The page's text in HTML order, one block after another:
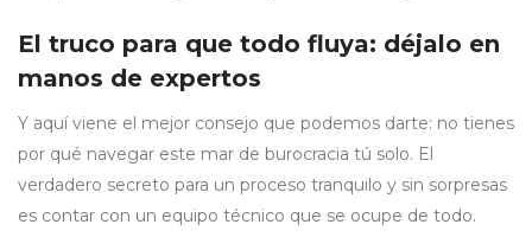
El truco para que todo fluya: déjalo en
manos de expertos
Y aquí viene el mejor consejo que podemos darte: no tienes
por qué navegar este mar de burocracia tú solo. El
verdadero secreto para un proceso tranquilo y sin sorpresas
es contar con un equipo técnico que se ocupe de todo.